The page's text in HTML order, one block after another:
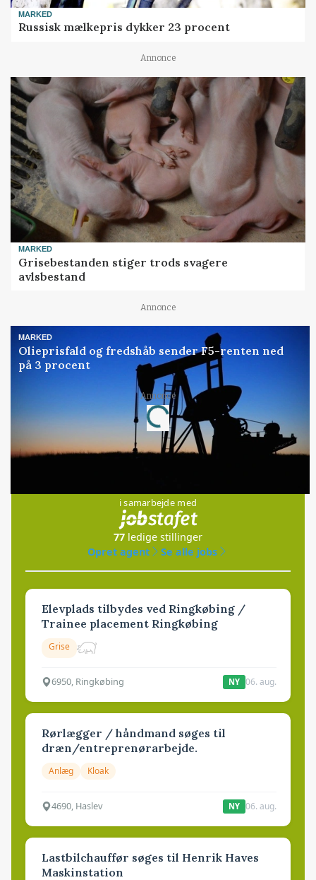
MARKED
Russisk mælkepris dykker 23 procent
Annonce
MARKED
Grisebestanden stiger trods svagere
avlsbestand
Annonce
MARKED
Olieprisfald og fredshåb sender F5-renten ned
på 3 procent
Annonce
Loading...
i samarbejde med
77 ledige stillinger
Opret agent
Se alle jobs
Elevplads tilbydes ved Ringkøbing /
Trainee placement Ringkøbing
Grise
6950, Ringkøbing NY 06. aug.
Rørlægger / håndmand søges til
dræn/entreprenørarbejde.
Anlæg Kloak
4690, Haslev NY 06. aug.
Lastbilchauffør søges til Henrik Haves
Maskinstation